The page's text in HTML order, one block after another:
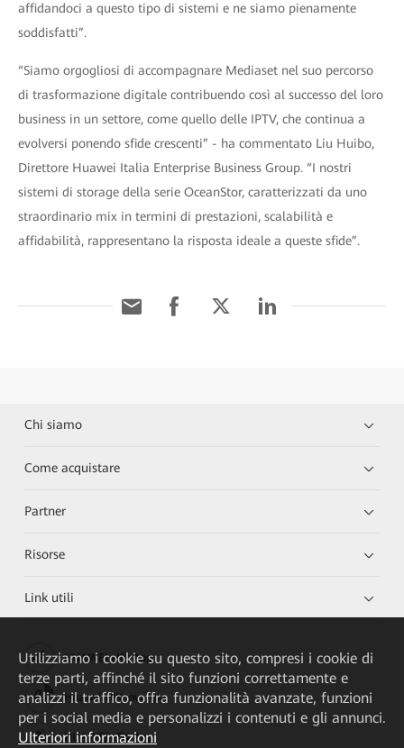
affidandoci a questo tipo di sistemi e ne siamo pienamente
soddisfatti”.
“Siamo orgogliosi di accompagnare Mediaset nel suo percorso
di trasformazione digitale contribuendo così al successo del loro
business in un settore, come quello delle IPTV, che continua a
evolversi ponendo sfide crescenti” - ha commentato Liu Huibo,
Direttore Huawei Italia Enterprise Business Group. “I nostri
sistemi di storage della serie OceanStor, caratterizzati da uno
straordinario mix in termini di prestazioni, scalabilità e
affidabilità, rappresentano la risposta ideale a queste sfide”.
Chi siamo
Come acquistare
Partner
Risorse
Link utili
HUAWEI eKit App
Huawei HiKnow App
HUAWEI eFly App
Utilizziamo i cookie su questo sito, compresi i cookie di
terze parti, affinché il sito funzioni correttamente e
analizzi il traffico, offra funzionalità avanzate, funzioni
per i social media e personalizzi i contenuti e gli annunci.
Ulteriori informazioni